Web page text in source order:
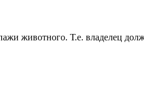
животного. Т.е. владелец